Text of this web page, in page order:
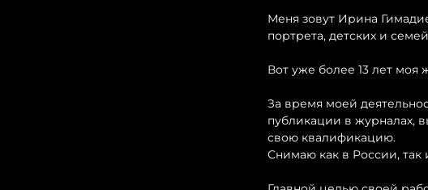
Меня зовут Ирина
портрета, детских и
Вот уже более 13 лет моя
За время моей
публикации в журналах,
свою квалификацию.
Снимаю как в России, так